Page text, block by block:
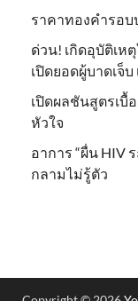
ราคาทองคำรอบ
ด่วน! เกิดอุบัติเ
เปิดยอดผู้บาดเจ็
เปิดผลชันสูตรเบื้
หัวใจ
อาการ “ผื่น HIV
กลามไม่รู้ตัว